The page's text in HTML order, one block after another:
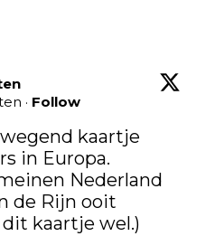
· Follow
kaartje
in Europa.
Nederland
de Rijn ooit
kaartje wel.)